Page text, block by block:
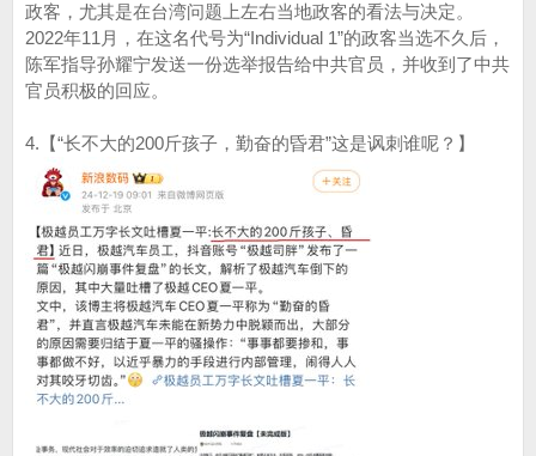
政客，尤其是在台湾问题上左右当地政客的看法与决定。
2022年11月，在这名代号为“Individual 1”的政客当选不久后，
陈军指导孙耀宁发送一份选举报告给中共官员，并收到了中共
官员积极的回应。
4.【“长不大的200斤孩子，勤奋的昏君”这是讽刺谁呢？】